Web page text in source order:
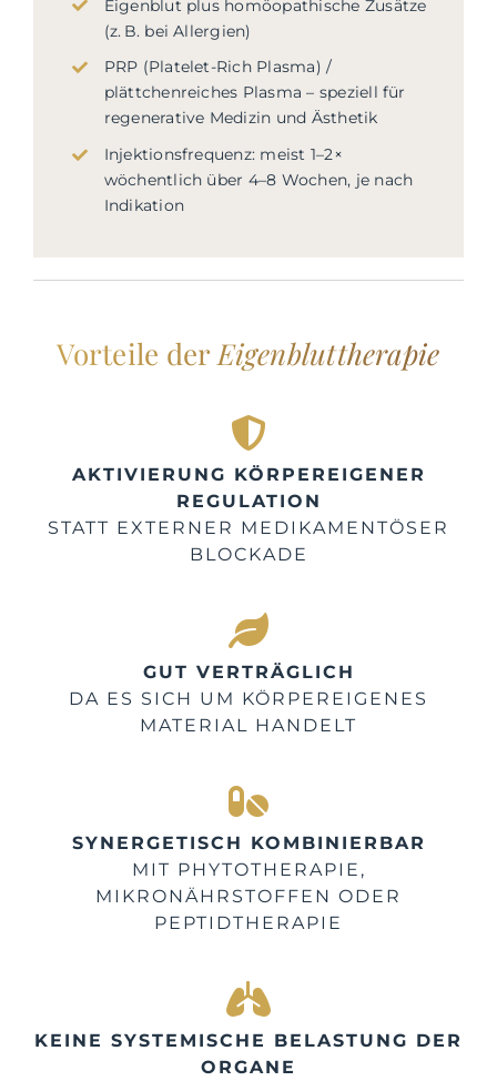
Eigenblut plus homöopathische Zusätze
(z. B. bei Allergien)
PRP (Platelet-Rich Plasma) /
plättchenreiches Plasma – speziell für
regenerative Medizin und Ästhetik
Injektionsfrequenz: meist 1–2×
wöchentlich über 4–8 Wochen, je nach
Indikation
Vorteile der Eigenbluttherapie
AKTIVIERUNG KÖRPEREIGENER
REGULATION
STATT EXTERNER MEDIKAMENTÖSER
BLOCKADE
GUT VERTRÄGLICH
DA ES SICH UM KÖRPEREIGENES
MATERIAL HANDELT
SYNERGETISCH KOMBINIERBAR
MIT PHYTOTHERAPIE,
MIKRONÄHRSTOFFEN ODER
PEPTIDTHERAPIE
KEINE SYSTEMISCHE BELASTUNG DER
ORGANE